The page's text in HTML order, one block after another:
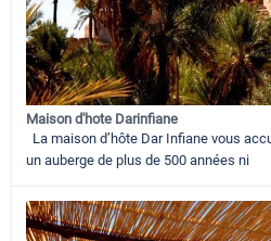
Maison d'hote Darinfiane
La maison d’hôte Dar Infiane vous
un auberge de plus de 500 années ni